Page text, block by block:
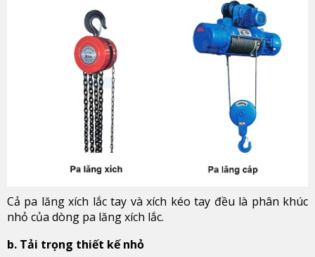
Cả pa lăng xích lắc tay và xích kéo tay đều là phân khúc
nhỏ của dòng pa lăng xích lắc.
b. Tải trọng thiết kế nhỏ